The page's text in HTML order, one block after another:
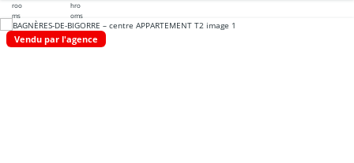
Vendu par l'agence